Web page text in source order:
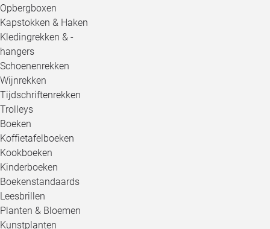
Opbergboxen
Kapstokken & Haken
Kledingrekken & -
hangers
Schoenenrekken
Wijnrekken
Tijdschriftenrekken
Trolleys
Boeken
Koffietafelboeken
Kookboeken
Kinderboeken
Boekenstandaards
Leesbrillen
Planten & Bloemen
Kunstplanten